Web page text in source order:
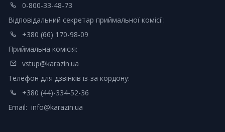
0-800-33-48-73
Відповідальний секретар приймальної комісії:
+380 (66) 170-98-09
Приймальна комісія:
vstup@karazin.ua
Телефон для дзвінків із-за кордону:
+380 (44)-334-52-36
Email: info@karazin.ua